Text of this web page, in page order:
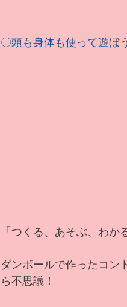
〇頭も身体も使って遊ぼ
「つくる、あそぶ、わか
ダンボールで作ったコン
ら不思議！